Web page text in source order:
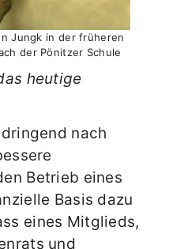
Jungk in der früheren
der Pönitzer Schule
heutige
nach
Betrieb eines
Basis dazu
eines Mitglieds,
und